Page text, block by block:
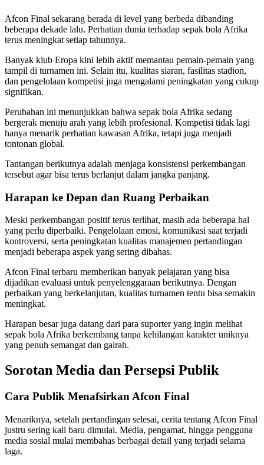
Afcon Final sekarang berada di level yang berbeda dibanding
beberapa dekade lalu. Perhatian dunia terhadap sepak bola Afrika
terus meningkat setiap tahunnya.
Banyak klub Eropa kini lebih aktif memantau pemain-pemain yang
tampil di turnamen ini. Selain itu, kualitas siaran, fasilitas stadion,
dan pengelolaan kompetisi juga mengalami peningkatan yang cukup
signifikan.
Perubahan ini menunjukkan bahwa sepak bola Afrika sedang
bergerak menuju arah yang lebih profesional. Kompetisi tidak lagi
hanya menarik perhatian kawasan Afrika, tetapi juga menjadi
tontonan global.
Tantangan berikutnya adalah menjaga konsistensi perkembangan
tersebut agar bisa terus berlanjut dalam jangka panjang.
Harapan ke Depan dan Ruang Perbaikan
Meski perkembangan positif terus terlihat, masih ada beberapa hal
yang perlu diperbaiki. Pengelolaan emosi, komunikasi saat terjadi
kontroversi, serta peningkatan kualitas manajemen pertandingan
menjadi beberapa aspek yang sering dibahas.
Afcon Final terbaru memberikan banyak pelajaran yang bisa
dijadikan evaluasi untuk penyelenggaraan berikutnya. Dengan
perbaikan yang berkelanjutan, kualitas turnamen tentu bisa semakin
meningkat.
Harapan besar juga datang dari para suporter yang ingin melihat
sepak bola Afrika berkembang tanpa kehilangan karakter uniknya
yang penuh semangat dan gairah.
Sorotan Media dan Persepsi Publik
Cara Publik Menafsirkan Afcon Final
Menariknya, setelah pertandingan selesai, cerita tentang Afcon Final
justru sering kali baru dimulai. Media, pengamat, hingga pengguna
media sosial mulai membahas berbagai detail yang terjadi selama
laga.